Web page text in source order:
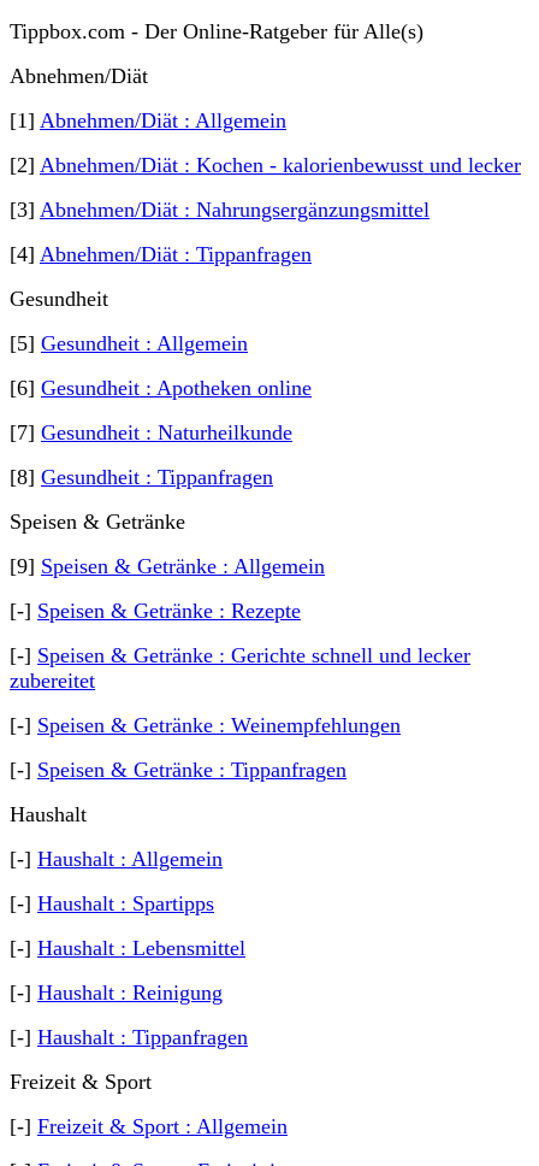
Tippbox.com - Der Online-Ratgeber für Alle(s)
Abnehmen/Diät
[1] Abnehmen/Diät : Allgemein
[2] Abnehmen/Diät : Kochen - kalorienbewusst und lecker
[3] Abnehmen/Diät : Nahrungsergänzungsmittel
[4] Abnehmen/Diät : Tippanfragen
Gesundheit
[5] Gesundheit : Allgemein
[6] Gesundheit : Apotheken online
[7] Gesundheit : Naturheilkunde
[8] Gesundheit : Tippanfragen
Speisen & Getränke
[9] Speisen & Getränke : Allgemein
[-] Speisen & Getränke : Rezepte
[-] Speisen & Getränke : Gerichte schnell und lecker
zubereitet
[-] Speisen & Getränke : Weinempfehlungen
[-] Speisen & Getränke : Tippanfragen
Haushalt
[-] Haushalt : Allgemein
[-] Haushalt : Spartipps
[-] Haushalt : Lebensmittel
[-] Haushalt : Reinigung
[-] Haushalt : Tippanfragen
Freizeit & Sport
[-] Freizeit & Sport : Allgemein